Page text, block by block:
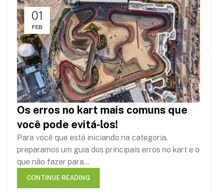
01
FEB
Os erros no kart mais comuns que
você pode evitá-los!
Para você que está iniciando na categoria,
preparamos um guia dos principais erros no kart e o
que não fazer para...
CONTINUE READING